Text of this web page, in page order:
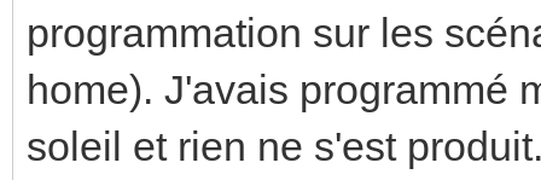
programmation sur les
home). J'avais programmé
soleil et rien ne s'est